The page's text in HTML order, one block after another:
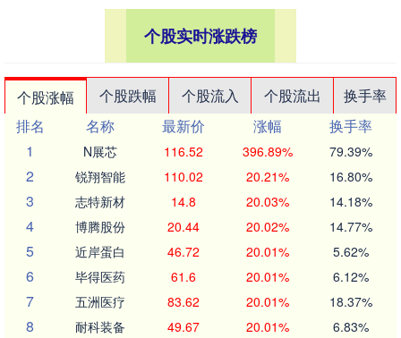
个股实时涨跌榜
个股涨幅 个股跌幅 个股流入 个股流出
换手率
排名
名称 最新价 涨幅
换手率
1
N展芯 116.52 396.89% 79.39%
2 锐翔智能 110.02 20.21% 16.80%
3 志特新材 14.8 20.03% 14.18%
4 博腾股份 20.44 20.02% 14.77%
5 近岸蛋白 46.72 20.01% 5.62%
6 毕得医药 61.6 20.01% 6.12%
7 五洲医疗 83.62 20.01% 18.37%
8 耐科装备 49.67 20.01% 6.83%